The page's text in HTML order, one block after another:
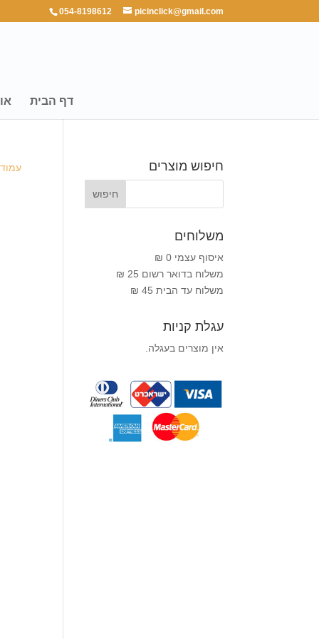
054-8198612 picinclick@gmail.com
דף הבית
חיפוש מוצרים
משלוחים
איסוף עצמי 0 ₪
משלוח בדואר רשום 25 ₪
משלוח עד הבית 45 ₪
עגלת קניות
אין מוצרים בעגלה.